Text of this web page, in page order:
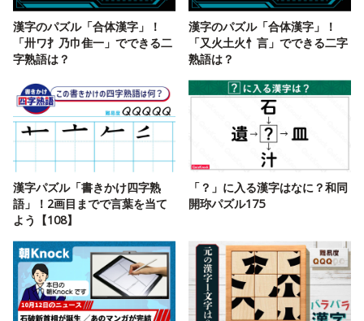
漢字のパズル「合体漢字」！
「卅ワ扌乃巾隹一」でできる二
字熟語は？
漢字のパズル「合体漢字」！
「又火土火忄言」でできる二字
熟語は？
漢字パズル「書きかけ四字熟
語」！2画目までで言葉を当て
よう【108】
「？」に入る漢字はなに？和同
開珎パズル175